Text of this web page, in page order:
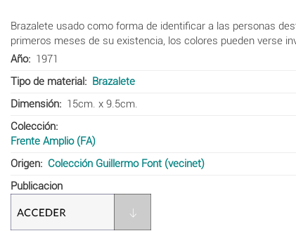
Brazalete usado como forma de identificar a las personas
primeros meses de su existencia, los colores pueden verse
Año
1971
Tipo de material
Brazalete
Dimensión
15cm. x 9.5cm.
Colección
Frente Amplio (FA)
Origen
Colección Guillermo Font (vecinet)
Publicacion